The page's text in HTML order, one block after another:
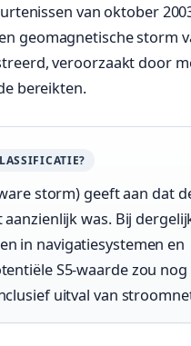
van oktober
geomagnetische storm
veroorzaakt door
bereikten.
storm) geeft aan dat
was. Bij
in navigatiesystemen en
S5-waarde zou
uitval van